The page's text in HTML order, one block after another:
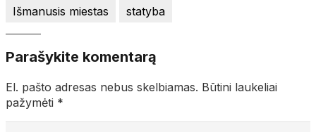
Išmanusis miestas
statyba
Parašykite komentarą
El. pašto adresas nebus skelbiamas. Būtini laukeliai
pažymėti *